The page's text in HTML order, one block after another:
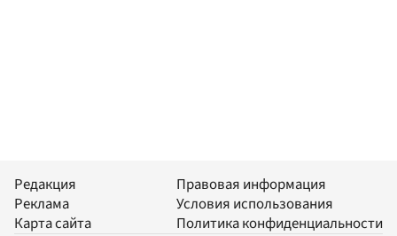
Редакция
Реклама
Карта сайта
Правовая информация
Условия использования
Политика конфиденциальности